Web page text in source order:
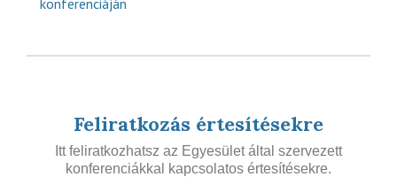
Feliratkozás értesítésekre
Itt feliratkozhatsz az Egyesület által szervezett
konferenciákkal kapcsolatos értesítésekre.